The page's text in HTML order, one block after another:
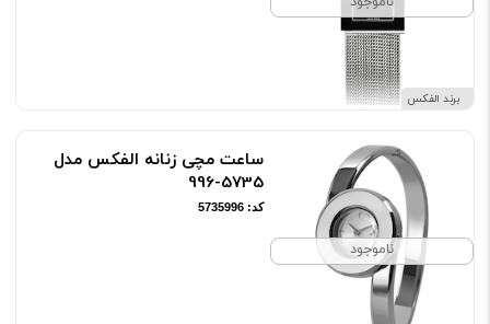
برند الفکس
ناموجود
ساعت مچی زنانه الفکس مدل
5735-996
کد: 5735996